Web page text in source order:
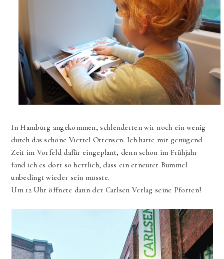
In Hamburg angekommen, schlenderten wir noch ein wenig
durch das schöne Viertel Ottensen. Ich hatte mir genügend
Zeit im Vorfeld dafür eingeplant, denn schon im Frühjahr
fand ich es dort so herrlich, dass ein erneuter Bummel
unbedingt wieder sein musste.
Um 12 Uhr öffnete dann der Carlsen Verlag seine Pforten!